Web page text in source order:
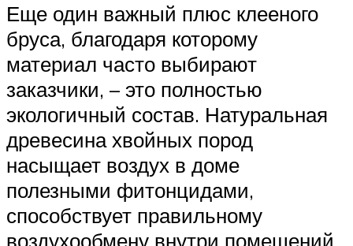
Еще один важный плюс клееного
бруса, благодаря которому
материал часто выбирают
заказчики, – это полностью
экологичный состав. Натуральная
древесина хвойных пород
насыщает воздух в доме
полезными фитонцидами,
способствует правильному
воздухообмену внутри помещений.